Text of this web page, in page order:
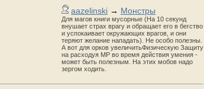
aazelinski → Монстры
Для магов книги мусорные (На 10 секунд
внушает страх врагу и обращает его в бегство
и успокаивает окружающих врагов, и они
теряют желание нападать). Не особо полезны.
А вот для орков увеличитьФизическую Защиту
на расходуя MP во время действия умения -
может быть полезным. На этих мобов надо
зергом ходить.